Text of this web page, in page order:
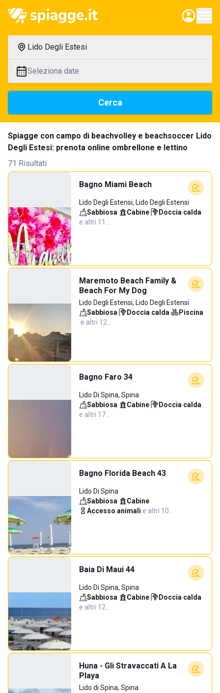
Lido Degli Estesi
Seleziona date
Cerca
Spiagge con campo di beachvolley e beachsoccer Lido
Degli Estesi: prenota online ombrellone e lettino
71 Risultati
Bagno Miami Beach
Lido Degli Estensi, Lido Degli Estensi
Sabbiosa· Cabine· Doccia calda·
e altri 11…
Maremoto Beach Family &
Beach For My Dog
Lido Degli Estensi, Lido Degli Estensi
Sabbiosa· Doccia calda·
Piscina
·e altri 12…
Bagno Faro 34
Lido Di Spina, Spina
Sabbiosa· Cabine· Doccia calda·
e altri 17…
Bagno Florida Beach 43
Lido Di Spina
Sabbiosa· Cabine·
Accesso animali·e altri 10…
Baia Di Maui 44
Lido Di Spina, Spina
Sabbiosa· Cabine· Doccia calda·
e altri 12…
Huna - Gli Stravaccati A La
Playa
Lido di Spina, Spina